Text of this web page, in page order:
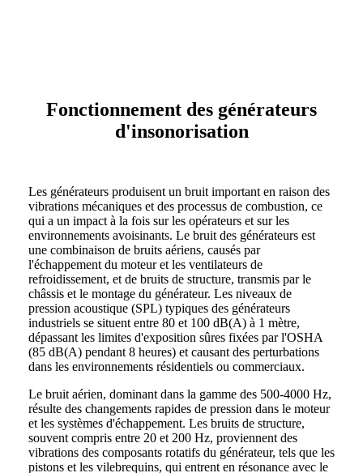
Fonctionnement des générateurs
d'insonorisation
Les générateurs produisent un bruit important en raison des
vibrations mécaniques et des processus de combustion, ce
qui a un impact à la fois sur les opérateurs et sur les
environnements avoisinants. Le bruit des générateurs est
une combinaison de bruits aériens, causés par
l'échappement du moteur et les ventilateurs de
refroidissement, et de bruits de structure, transmis par le
châssis et le montage du générateur. Les niveaux de
pression acoustique (SPL) typiques des générateurs
industriels se situent entre 80 et 100 dB(A) à 1 mètre,
dépassant les limites d'exposition sûres fixées par l'OSHA
(85 dB(A) pendant 8 heures) et causant des perturbations
dans les environnements résidentiels ou commerciaux.
Le bruit aérien, dominant dans la gamme des 500-4000 Hz,
résulte des changements rapides de pression dans le moteur
et les systèmes d'échappement. Les bruits de structure,
souvent compris entre 20 et 200 Hz, proviennent des
vibrations des composants rotatifs du générateur, tels que les
pistons et les vilebrequins, qui entrent en résonance avec le